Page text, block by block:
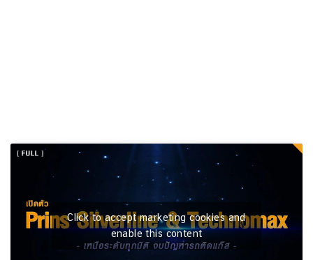
Click to accept marketing cookies and
enable this content